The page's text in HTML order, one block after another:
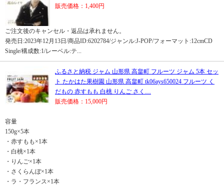
販売価格：1,400円
ご注文後のキャンセル・返品は承れません。
発売日:2023年12月13日/商品ID:6202784/ジャンル:J-POP/フォーマット:12cmCD
Single/構成数:1/レーベル:テ...
ふるさと納税 ジャム 山形県 高畠町 フルーツ ジャム 5本 セッ
ト たかはた果樹園 山形県 高畠町 tk06ays650024 フルーツ く
だもの 赤すもも 白桃 りんご さく…
販売価格：15,000円
容量
150g×5本
・赤すもも×1本
・白桃×1本
・りんご×1本
・さくらんぼ×1本
・ラ・フランス×1本